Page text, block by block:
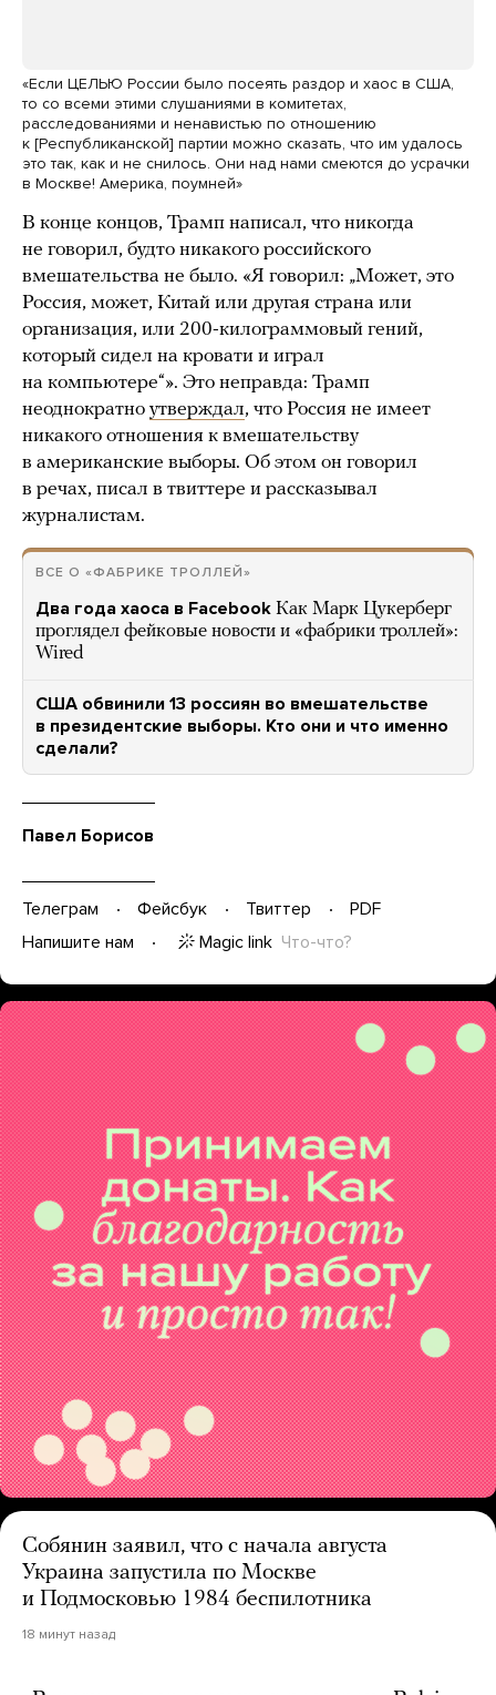
«Если ЦЕЛЬЮ России было посеять раздор и хаос в США,
то со всеми этими слушаниями в комитетах,
расследованиями и ненавистью по отношению
к [Республиканской] партии можно сказать, что им удалось
это так, как и не снилось. Они над нами смеются до усрачки
в Москве! Америка, поумней»
В конце концов, Трамп написал, что никогда
не говорил, будто никакого российского
вмешательства не было. «Я говорил: „Может, это
Россия, может, Китай или другая страна или
организация, или 200-килограммовый гений,
который сидел на кровати и играл
на компьютере“». Это неправда: Трамп
неоднократно утверждал, что Россия не имеет
никакого отношения к вмешательству
в американские выборы. Об этом он говорил
в речах, писал в твиттере и рассказывал
журналистам.
ВСЕ О «ФАБРИКЕ ТРОЛЛЕЙ»
Два года хаоса в Facebook Как Марк Цукерберг
проглядел фейковые новости и «фабрики троллей»:
Wired
США обвинили 13 россиян во вмешательстве
в президентские выборы. Кто они и что именно
сделали?
Павел Борисов
Телеграм Фейсбук Твиттер
PDF
Напишите нам
Magic link Что-что?
Собянин заявил, что с начала августа
Украина запустила по Москве
и Подмосковью 1984 беспилотника
18 минут назад